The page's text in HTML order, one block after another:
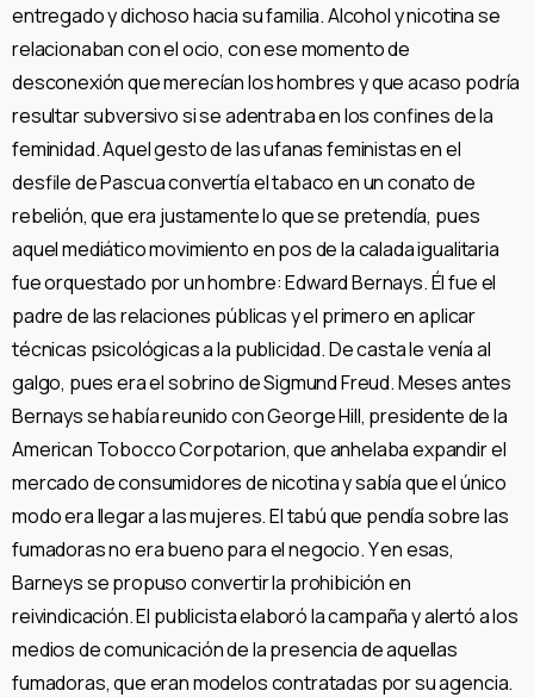
entregado y dichoso hacia su familia. Alcohol y nicotina se
relacionaban con el ocio, con ese momento de
desconexión que merecían los hombres y que acaso podría
resultar subversivo si se adentraba en los confines de la
feminidad. Aquel gesto de las ufanas feministas en el
desfile de Pascua convertía el tabaco en un conato de
rebelión, que era justamente lo que se pretendía, pues
aquel mediático movimiento en pos de la calada igualitaria
fue orquestado por un hombre: Edward Bernays. Él fue el
padre de las relaciones públicas y el primero en aplicar
técnicas psicológicas a la publicidad. De casta le venía al
galgo, pues era el sobrino de Sigmund Freud. Meses antes
Bernays se había reunido con George Hill, presidente de la
American Tobocco Corpotarion, que anhelaba expandir el
mercado de consumidores de nicotina y sabía que el único
modo era llegar a las mujeres. El tabú que pendía sobre las
fumadoras no era bueno para el negocio. Y en esas,
Barneys se propuso convertir la prohibición en
reivindicación. El publicista elaboró la campaña y alertó a los
medios de comunicación de la presencia de aquellas
fumadoras, que eran modelos contratadas por su agencia.